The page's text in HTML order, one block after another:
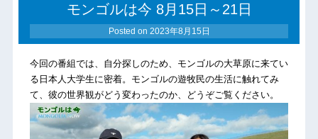
モンゴルは今 8月15日～21日
Posted on 2023年8月15日
今回の番組では、自分探しのため、モンゴルの大草原に来てい
る日本人大学生に密着。モンゴルの遊牧民の生活に触れてみ
て、彼の世界観がどう変わったのか、どうぞご覧ください。